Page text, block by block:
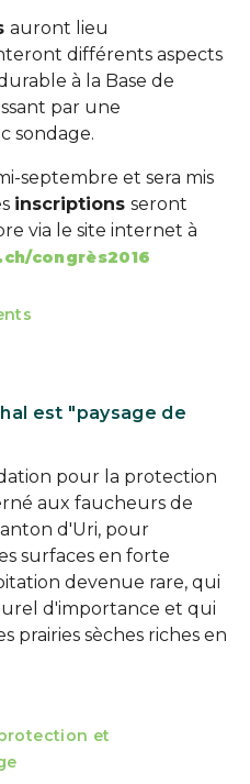
auront lieu
différents aspects
à la Base de
par une
sondage.
septembre et sera mis
inscriptions seront
via le site internet à
congrès2016
est "paysage de
pour la protection
aux faucheurs de
d'Uri, pour
surfaces en forte
devenue rare, qui
d'importance et qui
prairies sèches riches en
et